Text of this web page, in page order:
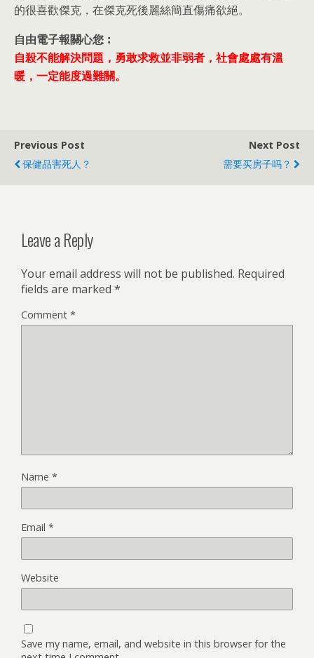
的很喜歡傑克，在傑克死後麗絲簡直傷痛欲絕。
自由電子報關心您︰
自殺不能解決問題，勇敢求救並非弱者，社會處處有溫
暖，一定能度過難關。
Previous Post
保健品害死人？
Next Post
需要买房子吗？
Leave a Reply
Your email address will not be published. Required
fields are marked *
Comment *
Name *
Email *
Website
Save my name, email, and website in this browser for the